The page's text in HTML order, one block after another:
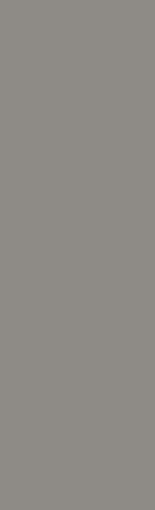
journal de Naples